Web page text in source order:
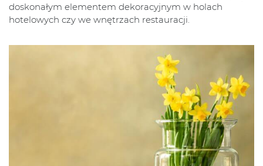
doskonałym elementem dekoracyjnym w holach
hotelowych czy we wnętrzach restauracji.